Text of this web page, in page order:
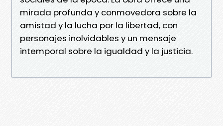
mirada profunda y conmovedora sobre la
amistad y la lucha por la libertad, con
personajes inolvidables y un mensaje
intemporal sobre la igualdad y la justicia.